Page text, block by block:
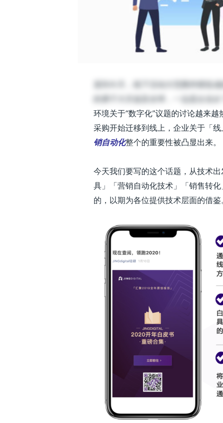
用户足不出户，
直到今天，线下活动大范围停摆造
环境关于“数字化”议题的讨论越来
采购开始迁移到线上，企业关于「
销自动化整个的重要性被凸显出来。
今天我们要写的这个话题，从技术
具」「营销自动化技术」「销售转
的，以期为各位提供技术层面的借鉴